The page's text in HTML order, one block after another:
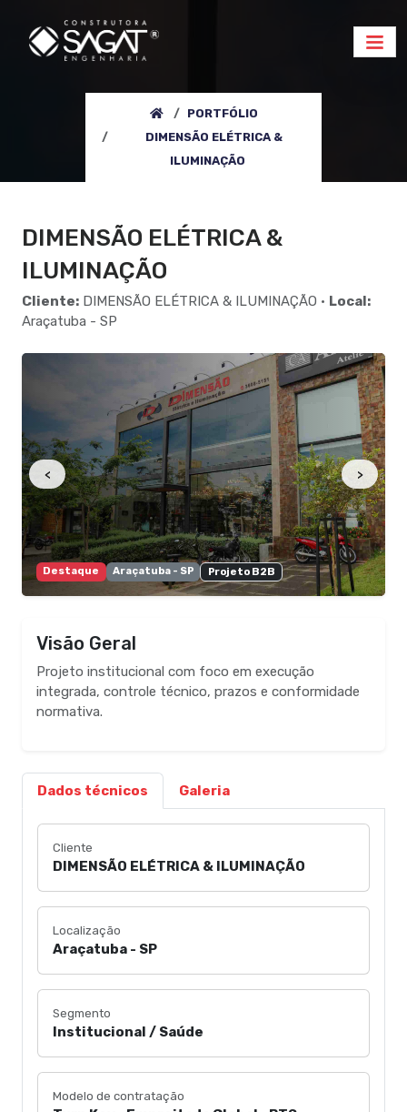
PORTFÓLIO
DIMENSÃO ELÉTRICA &
ILUMINAÇÃO
DIMENSÃO ELÉTRICA &
ILUMINAÇÃO
Cliente: DIMENSÃO ELÉTRICA & ILUMINAÇÃO • Local:
Araçatuba - SP
< >
Destaque Araçatuba - SP Projeto B2B
Visão Geral
Projeto institucional com foco em execução
integrada, controle técnico, prazos e conformidade
normativa.
Dados técnicos Galeria
Cliente
DIMENSÃO ELÉTRICA & ILUMINAÇÃO
Localização
Araçatuba - SP
Segmento
Institucional / Saúde
Modelo de contratação